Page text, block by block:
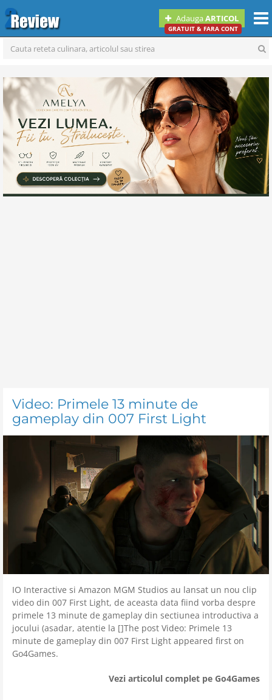
AdaugaARTICOL
GRATUIT & FARA CONT
Video: Primele 13 minute de
gameplay din 007 First Light
IO Interactive si Amazon MGM Studios au lansat un nou clip
video din 007 First Light, de aceasta data fiind vorba despre
primele 13 minute de gameplay din sectiunea introductiva a
jocului (asadar, atentie la []The post Video: Primele 13
minute de gameplay din 007 First Light appeared first on
Go4Games.
Vezi articolul complet pe Go4Games